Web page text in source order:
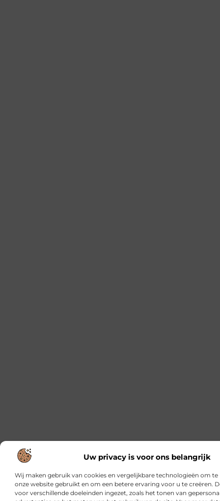
Uw privacy is voor ons belangrijk
Wij maken gebruik van cookies en vergelijkbare technologieën om te
onze website gebruikt en om een betere ervaring voor u te creëren.
voor verschillende doeleinden ingezet, zoals het tonen van